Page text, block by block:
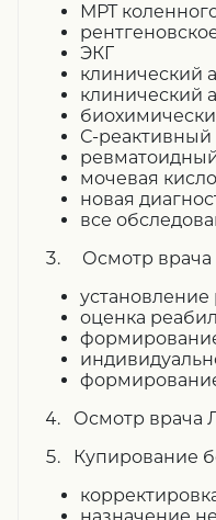
МРТ
ЭКГ
клинический
клинический
С-реактивный
мочевая
новая
все
3. Осмотр врача
оценка
4. Осмотр врача
5. Купирование